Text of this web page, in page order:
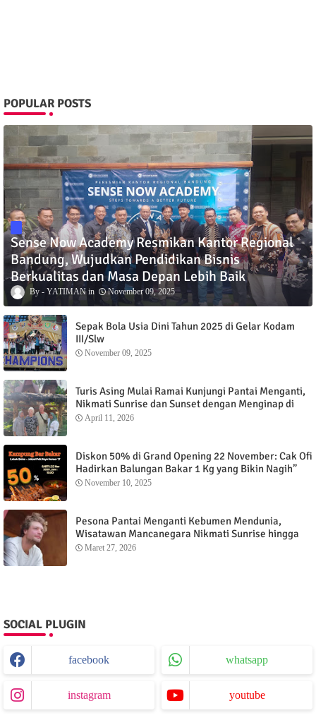
POPULAR POSTS
Sense Now Academy Resmikan Kantor Regional
Bandung, Wujudkan Pendidikan Bisnis
Berkualitas dan Masa Depan Lebih Baik
YATIMAN November 09, 2025
Sepak Bola Usia Dini Tahun 2025 di Gelar Kodam
III/Slw
November 09, 2025
Turis Asing Mulai Ramai Kunjungi Pantai Menganti,
Nikmati Sunrise dan Sunset dengan Menginap di
Menganti Cottage
April 11, 2026
Diskon 50% di Grand Opening 22 November: Cak Ofi
Hadirkan Balungan Bakar 1 Kg yang Bikin Nagih”
November 10, 2025
Pesona Pantai Menganti Kebumen Mendunia,
Wisatawan Mancanegara Nikmati Sunrise hingga
Sunset dari Menganti Cottage
Maret 27, 2026
SOCIAL PLUGIN
facebook whatsapp
instagram youtube